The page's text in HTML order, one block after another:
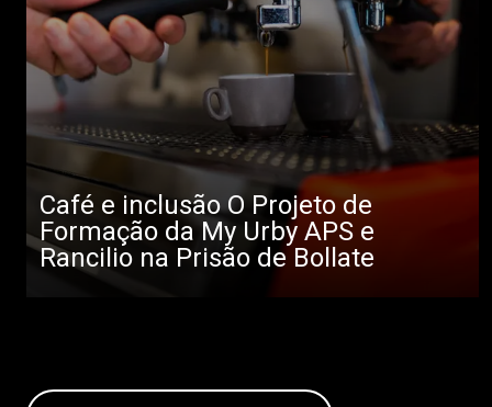
Café e inclusão O Projeto de
Formação da My Urby APS e
Rancilio na Prisão de Bollate